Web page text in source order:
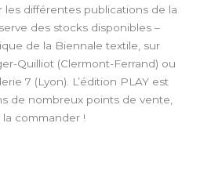
différentes publications de la
des stocks disponibles –
de la Biennale textile , sur
Quilliot (Clermont-Ferrand) ou
7 (Lyon). L’édition PLAY est
de nombreux points de vente,
commander !